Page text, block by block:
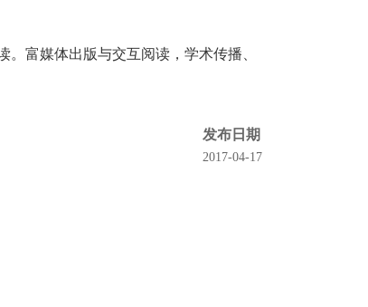
富媒体出版与交互阅读，学术传播、
发布日期
2017-04-17